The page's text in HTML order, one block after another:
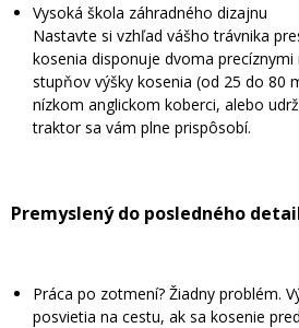
Vysoká škola záhradného dizajnu
Nastavte si vzhľad vášho trávnika
kosenia disponuje dvoma
stupňov výšky kosenia (od 25 do 80
nízkom anglickom koberci, alebo
traktor sa vám plne prispôsobí.
Premyslený do posledného
Práca po zotmení? Žiadny problém.
posvietia na cestu, ak sa kosenie